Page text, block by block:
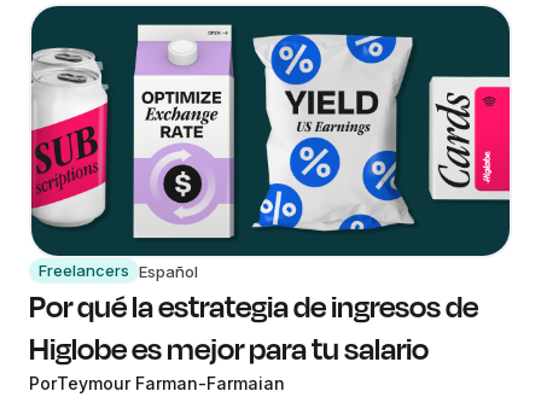
Freelancers Español
Por qué la estrategia de ingresos de
Higlobe es mejor para tu salario
PorTeymour Farman-Farmaian